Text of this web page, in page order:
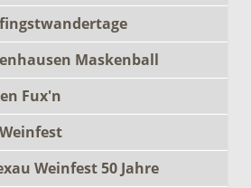
Maskenball
Fux'n
Weinfest 50 Jahre